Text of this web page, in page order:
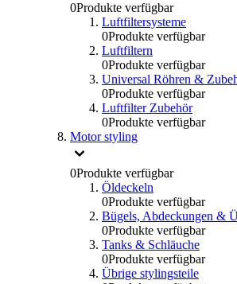
0Produkte verfügbar
Luftfiltersysteme
0Produkte verfügbar
Luftfiltern
0Produkte verfügbar
Universal Röhren &
0Produkte verfügbar
Luftfilter Zubehör
0Produkte verfügbar
Motor styling
0Produkte verfügbar
Öldeckeln
0Produkte verfügbar
Bügels, Abdeckungen &
0Produkte verfügbar
Tanks & Schläuche
0Produkte verfügbar
Übrige stylingsteile